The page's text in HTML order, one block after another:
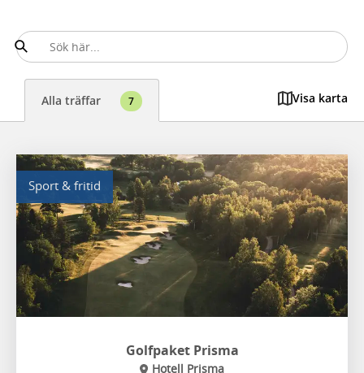
Alla träffar 7 Visa karta
Sport & fritid
Golfpaket Prisma
Hotell Prisma